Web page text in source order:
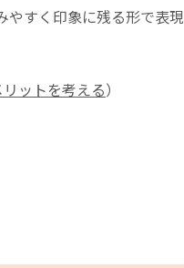
やすく印象に残る形で表現
ットを考える）